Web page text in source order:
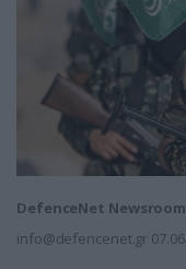
DefenceNet Newsroom
info@defencenet.gr